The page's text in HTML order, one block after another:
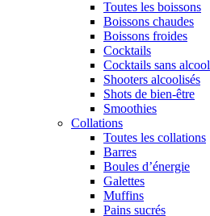
Toutes les boissons
Boissons chaudes
Boissons froides
Cocktails
Cocktails sans alcool
Shooters alcoolisés
Shots de bien-être
Smoothies
Collations
Toutes les collations
Barres
Boules d’énergie
Galettes
Muffins
Pains sucrés